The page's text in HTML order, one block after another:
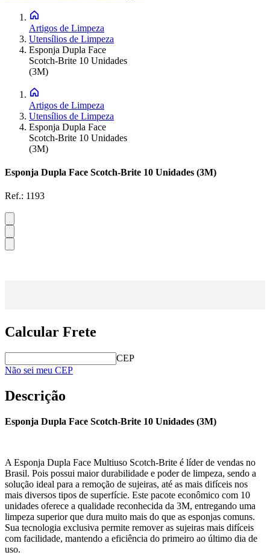
Artigos de Limpeza
Utensílios de Limpeza
Esponja Dupla Face
Scotch-Brite 10 Unidades
(3M)
Artigos de Limpeza
Utensílios de Limpeza
Esponja Dupla Face
Scotch-Brite 10 Unidades
(3M)
Esponja Dupla Face Scotch-Brite 10 Unidades (3M)
Ref.: 1193
Calcular Frete
CEP
Não sei meu CEP
Descrição
Esponja Dupla Face Scotch-Brite 10 Unidades (3M)
A Esponja Dupla Face Multiuso Scotch-Brite é líder de vendas no
Brasil. Pois possui maior durabilidade e poder de limpeza, sendo a
solução ideal para a remoção de sujeiras, até as mais difíceis nos
mais diversos tipos de superfície. Este pacote econômico com 10
unidades oferece a qualidade reconhecida da 3M, entregando uma
limpeza superior que dura muito mais do que as esponjas comuns.
Sua tecnologia exclusiva permite remover as sujeiras mais difíceis
com facilidade, mantendo a eficiência do primeiro ao último dia de
uso.